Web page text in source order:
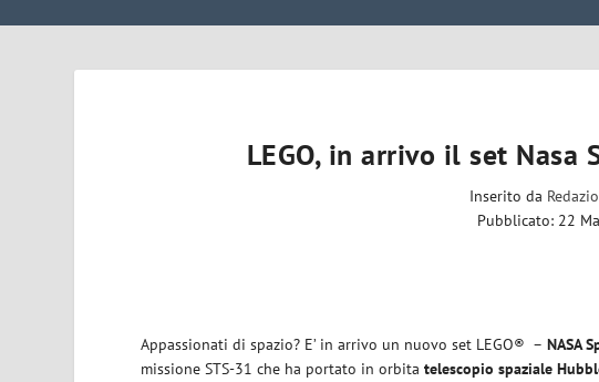
LEGO, in arrivo il set Nasa
Inserito da
Pubblicato: 22
Appassionati di spazio? E’ in arrivo un nuovo set LEGO® – NASA
missione STS-31 che ha portato in orbitatelescopio spaziale